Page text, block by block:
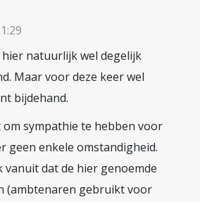
natuurlijk wel degelijk
Maar voor deze keer wel
bijdehand.
sympathie te hebben voor
geen enkele omstandigheid.
vanuit dat de hier genoemde
(ambtenaren gebruikt voor